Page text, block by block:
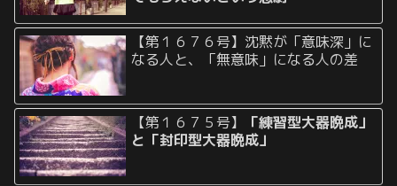
【第１６７６号】沈黙が「意味深」に
なる人と、「無意味」になる人の差
【第１６７５号】
「練習型大器晩成」
と「封印型大器晩成」